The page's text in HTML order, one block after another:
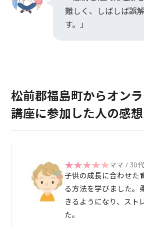
難しく、しばしば誤
す。」
松前郡福島町からオン
講座に参加した人の感想
ママ / 30代
子供の成長に合わせた
る方法を学びました。
きるようになり、スト
た。